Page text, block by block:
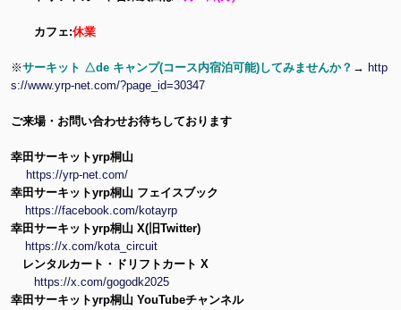
カフェ:休業
※サーキット △de キャンプ(コース内宿泊可能)してみませんか？ → http
s://www.yrp-net.com/?page_id=30347
ご来場・お問い合わせお待ちしております
幸田サーキットyrp桐山
https://yrp-net.com/
幸田サーキットyrp桐山 フェイスブック
https://facebook.com/kotayrp
幸田サーキットyrp桐山 X(旧Twitter)
https://x.com/kota_circuit
レンタルカート・ドリフトカート X
https://x.com/gogodk2025
幸田サーキットyrp桐山 YouTubeチャンネル